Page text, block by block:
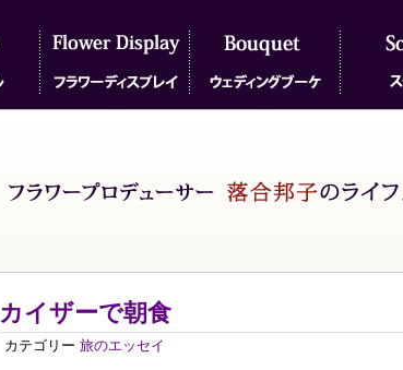
カイザーで朝食
カテゴリー 旅のエッセイ